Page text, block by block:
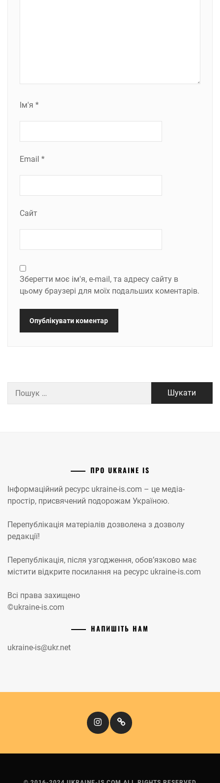
Ім'я *
Email *
Сайт
Зберегти моє ім'я, e-mail, та адресу сайту в
цьому браузері для моїх подальших коментарів.
ПРО UKRAINE IS
Інформаційний ресурс ukraine-is.com – це медіа-
простір, присвячений подорожам Україною.
Перепублікація матеріалів дозволена з дозволу
редакції!
Перепублікація, після узгодження, обов’язково має
містити відкрите посилання на ресурс ukraine-is.com
Всі права захищено
©ukraine-is.com
НАПИШІТЬ НАМ
ukraine-is@ukr.net
InstagramКіномандри